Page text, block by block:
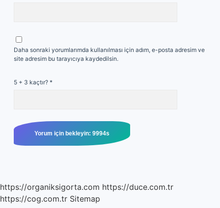
Daha sonraki yorumlarımda kullanılması için adım, e-posta adresim ve
site adresim bu tarayıcıya kaydedilsin.
5 + 3 kaçtır? *
https://organiksigorta.com https://duce.com.tr
https://cog.com.tr Sitemap